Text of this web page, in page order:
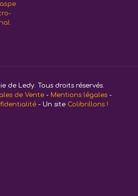
de Ledy. Tous droits réservés.
de Vente - Mentions légales -
- Un site Colibrillons !